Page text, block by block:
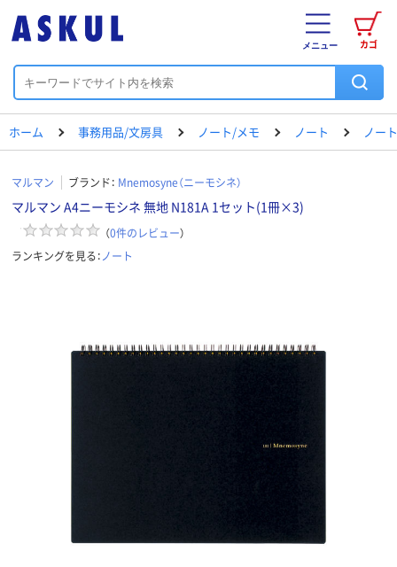
カゴ
メニュー
ホーム 事務用品/文房具 ノート/メモ ノート ノート
マルマン ブランド： Mnemosyne（ニーモシネ）
マルマン A4ニーモシネ 無地 N181A 1セット(1冊×3)
（0件のレビュー）
ランキングを見る：ノート